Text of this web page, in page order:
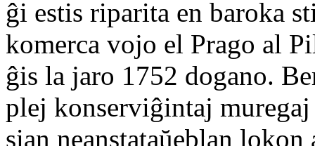
ĝi estis riparita en baroka
komerca vojo el Prago al
ĝis la jaro 1752 dogano.
plej konserviĝintaj
sian neanstataŭeblan